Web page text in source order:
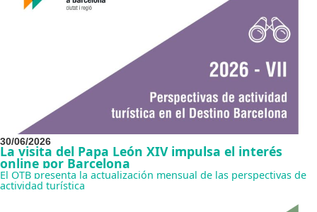
30/06/2026
La visita del Papa León XIV impulsa el interés
online por Barcelona
El OTB presenta la actualización mensual de las perspectivas de
actividad turística